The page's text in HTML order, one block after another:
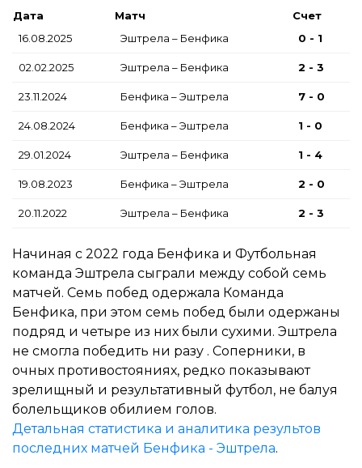
Дата Матч
Счет
16.08.2025
Эштрела – Бенфика 0 - 1
02.02.2025 Эштрела – Бенфика 2 - 3
23.11.2024 Бенфика – Эштрела 7 - 0
24.08.2024 Бенфика – Эштрела 1 - 0
29.01.2024 Эштрела – Бенфика 1 - 4
19.08.2023 Бенфика – Эштрела 2 - 0
20.11.2022 Эштрела – Бенфика 2 - 3
Начиная с 2022 года Бенфика и Футбольная
команда Эштрела сыграли между собой семь
матчей. Семь побед одержала Команда
Бенфика, при этом семь побед были одержаны
подряд и четыре из них были сухими. Эштрела
не смогла победить ни разу . Соперники, в
очных противостояниях, редко показывают
зрелищный и результативный футбол, не балуя
болельщиков обилием голов.
Детальная статистика и аналитика результов
последних матчей Бенфика - Эштрела.